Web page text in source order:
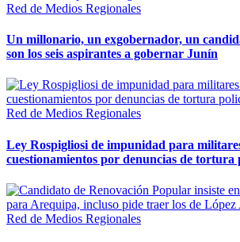
Red de Medios Regionales
Un millonario, un exgobernador, un
son los seis aspirantes a gobernar Junín
Red de Medios Regionales
Ley Rospigliosi de impunidad para
cuestionamientos por denuncias de tortura
Red de Medios Regionales